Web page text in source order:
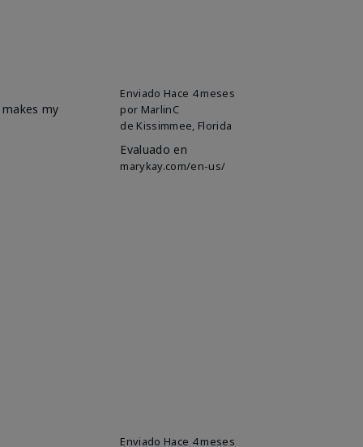
Enviado Hace 4 meses
por MarlinC
de Kissimmee, Florida
Evaluado en
marykay.com/en-us/
my
Enviado Hace 4 meses